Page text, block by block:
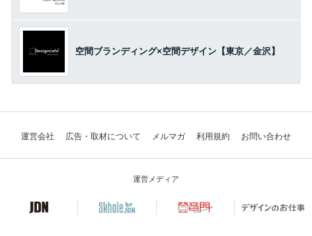
空間ブランディング×空間デザイン【東京／金沢】
運営会社 広告・取材について メルマガ 利用規約 お問い合わせ
運営メディア